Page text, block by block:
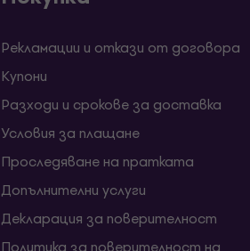
Рекламации и откази от договора
Kупони
Разходи и срокове за доставка
Условия за плащане
Проследяване на пратката
Допълнителни услуги
Декларация за поверителност